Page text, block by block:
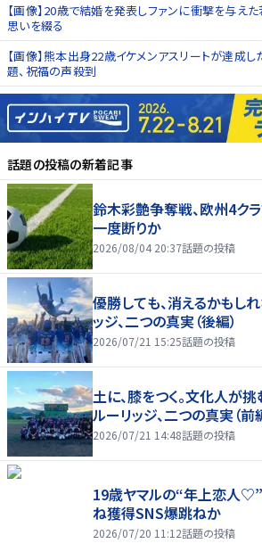
【画像】20歳で結婚を発表しファンに衝撃を与え
思いを綴る
【画像】熊本出身22歳イケメンアスリートが達成
題、祝福の声殺到
話題の投稿の新着記事
鈴木彩艶争奪戦、欧州4ク
一度断りか
2026/08/04 20:37話題の投稿
優勝しても、消えるかもしれ
ッジ、二つの真実（後編）
2026/07/21 15:25話題の投稿
土に、膝をつく。文化人が挑
ルーリッジ、二つの真実（前
2026/07/21 14:48話題の投稿
19歳ヤマルの“年上恋人♡”
ね獲得SNS爆跳ねか
2026/07/20 11:12話題の投稿